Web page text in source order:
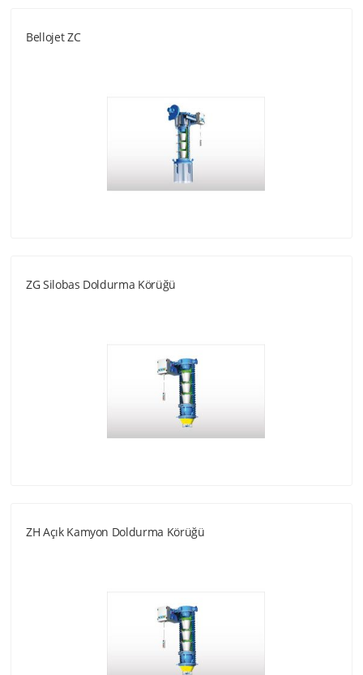
Bellojet ZC
ZG Silobas Doldurma Körüğü
ZH Açık Kamyon Doldurma Körüğü